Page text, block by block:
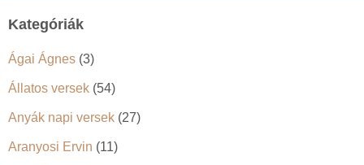
Kategóriák
Ágai Ágnes (3)
Állatos versek (54)
Anyák napi versek (27)
Aranyosi Ervin (11)